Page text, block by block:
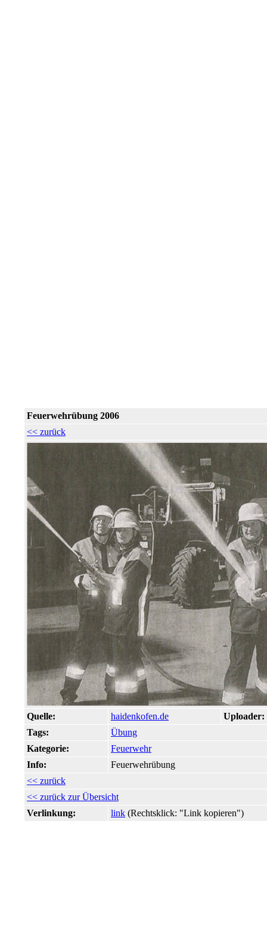
Feuerwehrübung 2006
<< zurück
Quelle: haidenkofen.de
Uploader:
Tags:
Übung
Kategorie:
Feuerwehr
Info:
Feuerwehrübung
<< zurück
<< zurück zur Übersicht
Verlinkung:
link (Rechtsklick: "Link kopieren")